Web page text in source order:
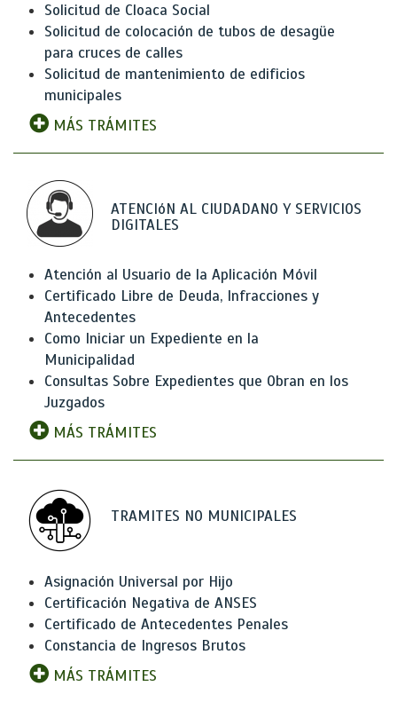
Solicitud de Cloaca Social
Solicitud de colocación de tubos de desagüe
para cruces de calles
Solicitud de mantenimiento de edificios
municipales
MÁS TRÁMITES
ATENCIóN AL CIUDADANO Y SERVICIOS
DIGITALES
Atención al Usuario de la Aplicación Móvil
Certificado Libre de Deuda, Infracciones y
Antecedentes
Como Iniciar un Expediente en la
Municipalidad
Consultas Sobre Expedientes que Obran en los
Juzgados
MÁS TRÁMITES
TRAMITES NO MUNICIPALES
Asignación Universal por Hijo
Certificación Negativa de ANSES
Certificado de Antecedentes Penales
Constancia de Ingresos Brutos
MÁS TRÁMITES